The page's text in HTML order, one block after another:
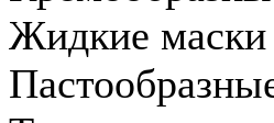
Жидкие маски